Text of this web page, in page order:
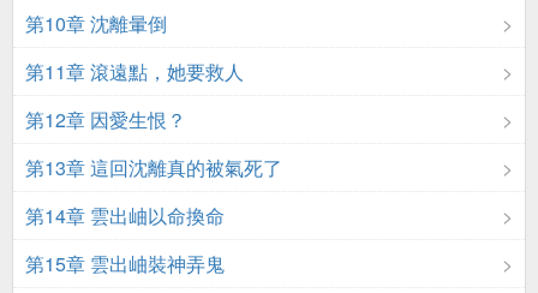
第10章 沈離暈倒
第11章 滾遠點，她要救人
第12章 因愛生恨？
第13章 這回沈離真的被氣死了
第14章 雲出岫以命換命
第15章 雲出岫裝神弄鬼